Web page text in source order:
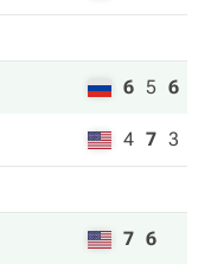
6 5 6
4 7 3
7 6